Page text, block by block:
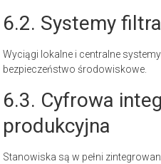
6.2. Systemy
Wyciągi lokalne i centralne
bezpieczeństwo środowiskowe.
6.3. Cyfrowa
produkcyjna
Stanowiska są w pełni